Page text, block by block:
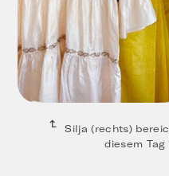
Silja (rechts)
diesem